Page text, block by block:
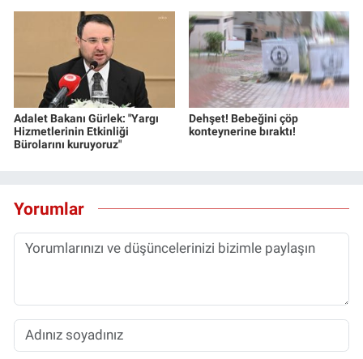
Adalet Bakanı Gürlek: "Yargı
Hizmetlerinin Etkinliği
Bürolarını kuruyoruz"
Dehşet! Bebeğini çöp
konteynerine bıraktı!
Yorumlar